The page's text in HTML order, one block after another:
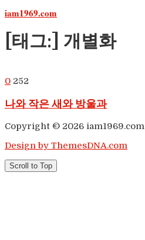
Skip
content
iam1969.com
[태그:] 개별화
0 252
나와 작은 새와 방울과
Copyright © 2026 iam1969.com
Design by ThemesDNA.com
Scroll to Top